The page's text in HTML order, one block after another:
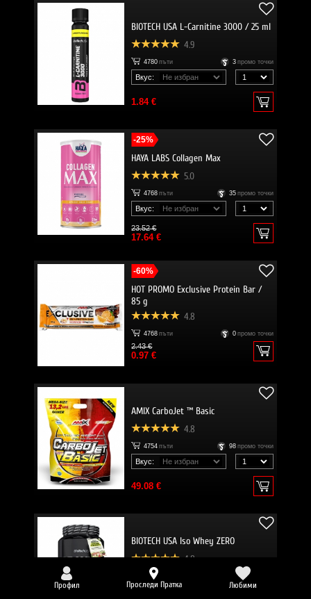
BIOTECH USA L-Carnitine 3000 / 25 ml
4.9
4780 пъти 3 промо точки
Вкус:
1.84 €
-25%
HAYA LABS Collagen Max
5.0
4768 пъти 35 промо точки
Вкус:
23.52 €
17.64 €
-60%
HOT PROMO Exclusive Protein Bar /
85 g
4.8
4768 пъти 0 промо точки
2.43 €
0.97 €
AMIX CarboJet ™ Basic
4.8
4754 пъти 98 промо точки
Вкус:
49.08 €
BIOTECH USA Iso Whey ZERO
4.8
4745 промо точки
Вкус:
Профил Проследи Пратка Любими